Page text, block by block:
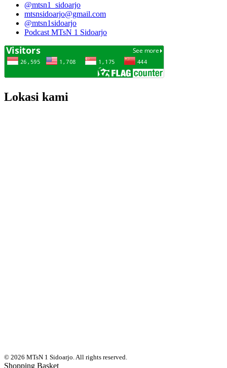
@mtsn1_sidoarjo
mtsnsidoarjo@gmail.com
@mtsn1sidoarjo
Podcast MTsN 1 Sidoarjo
Lokasi kami
© 2026 MTsN 1 Sidoarjo. All rights reserved.
Shopping Basket